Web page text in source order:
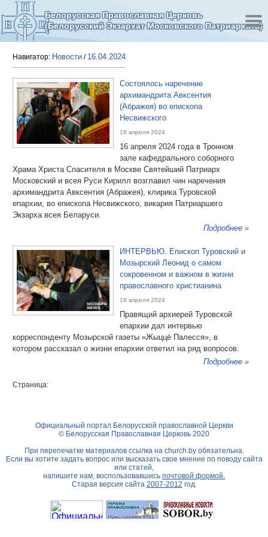
Белорусская Православная Церковь
(Белорусский Экзархат Московского Патриархата)
Навигатор: Новости / 16.04.2024
Состоялось наречение
архимандрита Авксентия
(Абражея) во епископа
Несвижского
16 апреля 2024
16 апреля 2024 года в Тронном
зале кафедрального соборного
Храма Христа Спасителя в Москве Святейший Патриарх
Московский и всея Руси Кирилл возглавил чин наречения
архимандрита Авксентия (Абражея), клирика Туровской
епархии, во епископа Несвижского, викария Патриаршего
Экзарха всея Беларуси.
Подробнее »
ИНТЕРВЬЮ. Епископ Туровский и
Мозырский Леонид о самом
сокровенном и важном в жизни
православного христианина
16 апреля 2024
Правящий архиерей Туровской
епархии дал интервью
корреспонденту Мозырской газеты «Жыццё Палесся», в
котором рассказал о жизни епархии ответил на ряд вопросов.
Подробнее »
Страница:
Официальный портал Белорусской православной Церкви
© Белорусская Православная Церковь 2020
При перепечатке материалов ссылка на church.byобязательна.
Если вы хотите задать вопрос или высказать свое мнение по поводу сайта
или статей,
напишите нам, воспользовавшись почтовой формой.
Старая версия сайта 2007-2012 год.